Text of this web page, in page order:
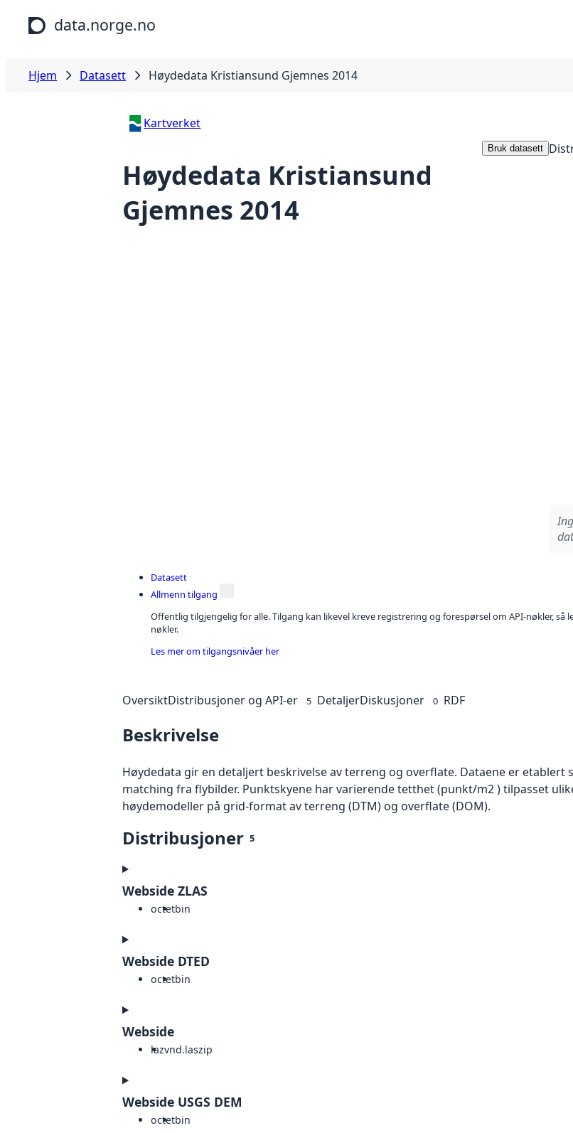
Hopp til hovedinnhold
data.norge.no
Hjem Datasett Høydedata Kristiansund Gjemnes 2014
Kartverket
Høydedata Kristiansund
Gjemnes 2014
Bruk datasett
Datasett
Allmenn tilgang
Offentlig tilgjengelig for alle. Tilgang kan likevel kreve registrering og forespørsel om API-nøkler,
nøkler.
Les mer om tilgangsnivåer her
OversiktDistribusjoner og API-er 5 DetaljerDiskusjoner 0 RDF
Beskrivelse
Høydedata gir en detaljert beskrivelse av terreng og overflate. Dataene er
matching fra flybilder. Punktskyene har varierende tetthet (punkt/m2 ) tilpasset
høydemodeller på grid-format av terreng (DTM) og overflate (DOM).
Distribusjoner 5
Webside ZLAS
octetbin
Webside DTED
octetbin
Webside
lazvnd.laszip
Webside USGS DEM
octetbin